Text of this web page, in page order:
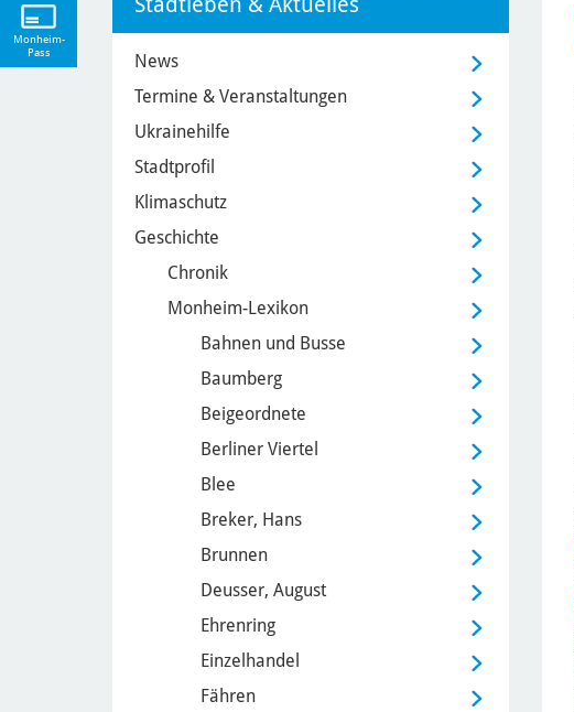
News
Termine & Veranstaltungen
Ukrainehilfe
Stadtprofil
Klimaschutz
Geschichte
Chronik
Monheim-Lexikon
Bahnen und Busse
Baumberg
Beigeordnete
Berliner Viertel
Blee
Breker, Hans
Brunnen
Deusser, August
Ehrenring
Einzelhandel
Fähren
Monheim-
Pass